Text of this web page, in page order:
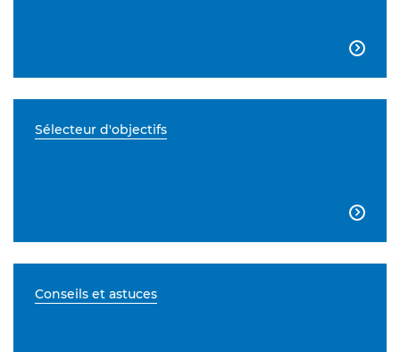

Sélecteur d'objectifs

Conseils et astuces